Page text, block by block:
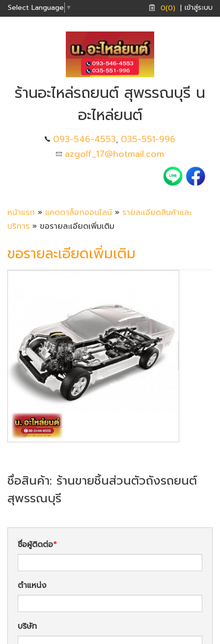
Select Language ▼ 0(0) | เข้าสู่ระบบ
ร้านอะไหล่รถยนต์ สุพรรณบุรี น
อะไหล่ยนต์
093-546-4553, 035-551-996
azgolf_17@hotmail.com
หน้าแรก » แคตตาล็อกออนไลน์ » รายละเอียดสินค้าและ
บริการ » ขอรายละเอียดเพิ่มเติม
ขอรายละเอียดเพิ่มเติม
ชื่อสินค้า: ร้านขายชิ้นส่วนตัวถังรถยนต์
สุพรรณบุรี
ชื่อผู้ติดต่อ
ตำแหน่ง
บริษัท